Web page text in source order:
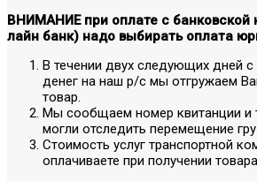
ВНИМАНИЕ при оплате с банковской
лайн банк) надо выбирать оплата
В течении двух следующих дней
денег на наш р/с мы отгружаем
товар.
Мы сообщаем номер квитанции и
могли отследить перемещение
Стоимость услуг транспортной
оплачиваете при получении